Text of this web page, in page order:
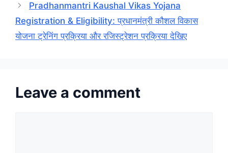
Pradhanmantri Kaushal Vikas Yojana
Registration & Eligibility: प्रधानमंत्री कौशल विकास
योजना ट्रेनिंग प्रक्रिया और रजिस्ट्रेशन प्रक्रिया देखिए
Leave a comment